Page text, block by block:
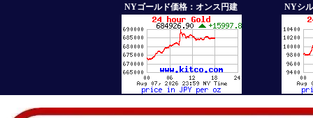
NYゴールド価格：オンス円建 NYシ